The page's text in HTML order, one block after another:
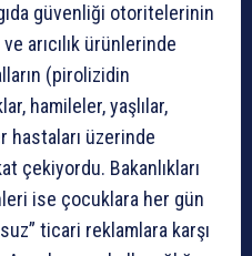
güvenliği otoritelerinin
arıcılık ürünlerinde
(pirolizidin
hamileler, yaşlılar,
hastaları üzerinde
çekiyordu. Bakanlıkları
ise çocuklara her gün
ticari reklamlara karşı